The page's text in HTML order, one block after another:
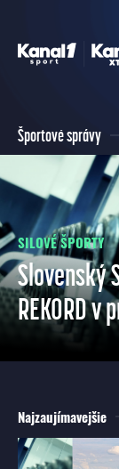
Športové správy
SILOVÉ ŠPORTY
Slovenský
REKORD
Najzaujímavejšie